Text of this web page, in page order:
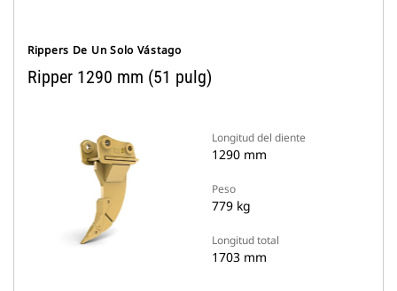
Rippers De Un Solo Vástago
Ripper 1290 mm (51 pulg)
Longitud del diente
1290 mm
Peso
779 kg
Longitud total
1703 mm